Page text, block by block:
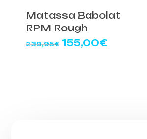
Matassa Babolat
RPM Rough
239,95€ Il
155,00€Il